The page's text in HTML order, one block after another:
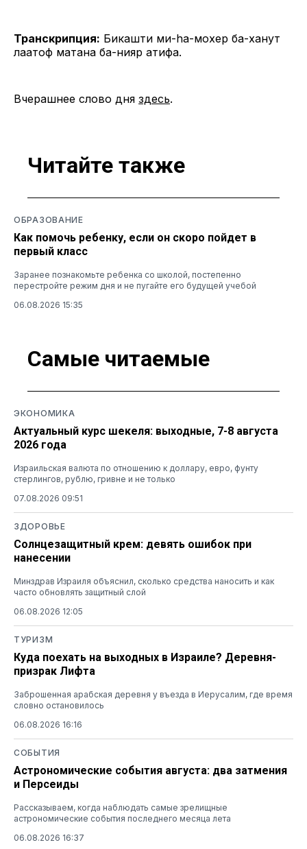
Транскрипция: Бикашти ми-hа-мохер ба-ханут
лаатоф матана ба-нияр атифа.
Вчерашнее слово дня здесь.
Читайте также
ОБРАЗОВАНИЕ
Как помочь ребенку, если он скоро пойдет в
первый класс
Заранее познакомьте ребенка со школой, постепенно
перестройте режим дня и не пугайте его будущей учебой
06.08.2026 15:35
Самые читаемые
ЭКОНОМИКА
Актуальный курс шекеля: выходные, 7-8 августа
2026 года
Израильская валюта по отношению к доллару, евро, фунту
стерлингов, рублю, гривне и не только
07.08.2026 09:51
ЗДОРОВЬЕ
Солнцезащитный крем: девять ошибок при
нанесении
Минздрав Израиля объяснил, сколько средства наносить и как
часто обновлять защитный слой
06.08.2026 12:05
ТУРИЗМ
Куда поехать на выходных в Израиле? Деревня-
призрак Лифта
Заброшенная арабская деревня у въезда в Иерусалим, где время
словно остановилось
06.08.2026 16:16
СОБЫТИЯ
Астрономические события августа: два затмения
и Персеиды
Рассказываем, когда наблюдать самые зрелищные
астрономические события последнего месяца лета
06.08.2026 16:37